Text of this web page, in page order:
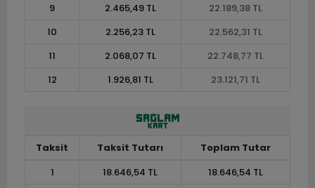
9
2.465,49 TL
22.189,38 TL
10
2.256,23 TL
22.562,31 TL
11
2.068,07 TL
22.748,77 TL
12
1.926,81 TL 23.121,71 TL
Taksit Taksit Tutarı
Toplam Tutar
1
18.646,54 TL
18.646,54 TL